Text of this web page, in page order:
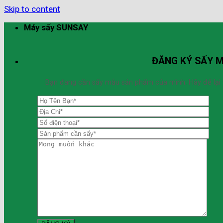
Skip to content
Máy sấy SUNSAY
ĐĂNG KÝ SẤY
Bạn đang cần sấy mẫu sản phẩm của mình. Hãy để